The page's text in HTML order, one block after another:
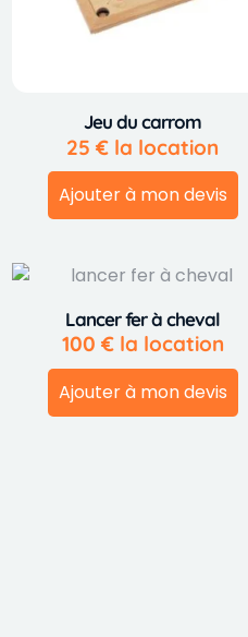
Jeu du carrom
25 € la location
Ajouter à mon devis
Lancer fer à cheval
100 €la location
Ajouter à mon devis